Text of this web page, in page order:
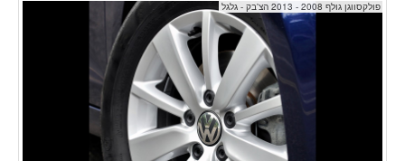
פולקסווגן גולף 2008 - 2013 הצ'בק - גלגל